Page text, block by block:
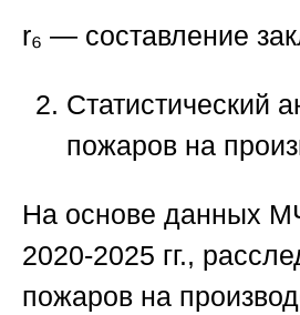
r₆ — составление
Статистический
пожаров на
На основе данных
2020-2025 гг.,
пожаров на